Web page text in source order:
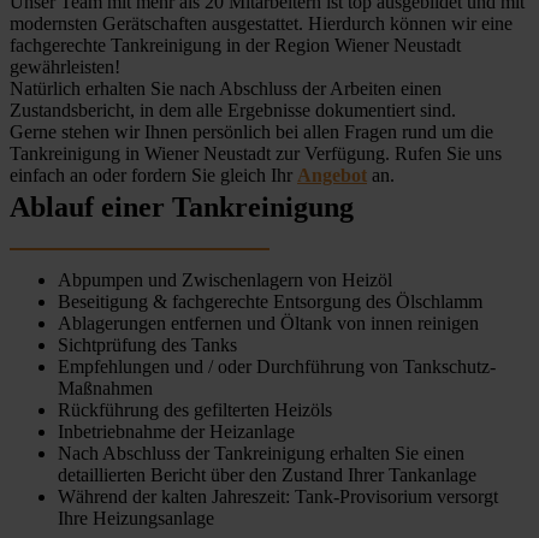
modernsten Gerätschaften ausgestattet. Hierdurch können wir eine
fachgerechte Tankreinigung in der Region Wiener Neustadt
gewährleisten!
Natürlich erhalten Sie nach Abschluss der Arbeiten einen
Zustandsbericht, in dem alle Ergebnisse dokumentiert sind.
Gerne stehen wir Ihnen persönlich bei allen Fragen rund um die
Tankreinigung in Wiener Neustadt zur Verfügung. Rufen Sie uns
einfach an oder fordern Sie gleich Ihr Angebot an.
Ablauf einer Tankreinigung
Abpumpen und Zwischenlagern von Heizöl
Beseitigung & fachgerechte Entsorgung des Ölschlamm
Ablagerungen entfernen und Öltank von innen reinigen
Sichtprüfung des Tanks
Empfehlungen und / oder Durchführung von Tankschutz-
Maßnahmen
Rückführung des gefilterten Heizöls
Inbetriebnahme der Heizanlage
Nach Abschluss der Tankreinigung erhalten Sie einen
detaillierten Bericht über den Zustand Ihrer Tankanlage
Während der kalten Jahreszeit: Tank-Provisorium versorgt
Ihre Heizungsanlage